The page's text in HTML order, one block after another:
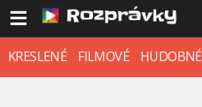
KRESLENÉ FILMOVÉ HUDOBNÉ